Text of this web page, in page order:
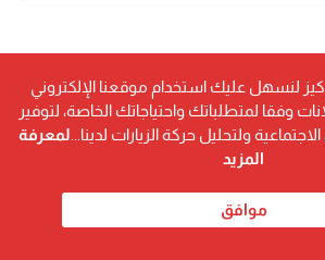
لنسهل عليك استخدام موقعنا الإلكتروني
وفقا لمتطلباتك واحتياجاتك الخاصة، لتوفير
ولتحليل حركة الزيارات لدينا... لمعرفة
المزيد
موافق